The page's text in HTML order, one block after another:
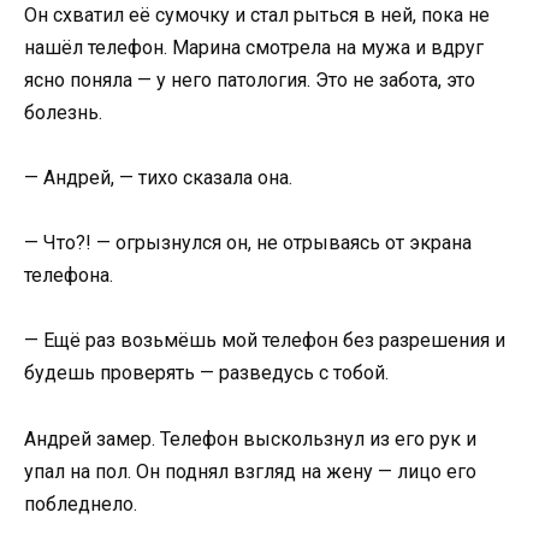
Он схватил её сумочку и стал рыться в ней, пока не
нашёл телефон. Марина смотрела на мужа и вдруг
ясно поняла — у него патология. Это не забота, это
болезнь.
— Андрей, — тихо сказала она.
— Что?! — огрызнулся он, не отрываясь от экрана
телефона.
— Ещё раз возьмёшь мой телефон без разрешения и
будешь проверять — разведусь с тобой.
Андрей замер. Телефон выскользнул из его рук и
упал на пол. Он поднял взгляд на жену — лицо его
побледнело.